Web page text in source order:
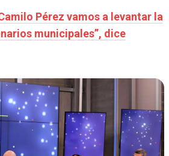
Pérez vamos a levantar la
municipales”, dice